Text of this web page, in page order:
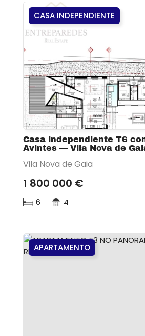
CASA INDEPENDIENTE
Casa independiente T6
Avintes — Vila Nova de
Vila Nova de Gaia
1 800 000 €
6 4
APARTAMENTO